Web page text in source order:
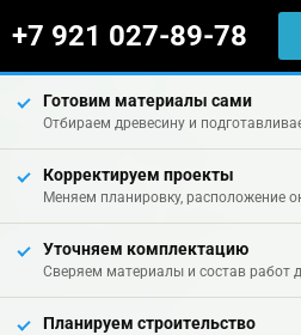
+7 921 027-89-78
Готовим материалы сами
Отбираем древесину и
Корректируем проекты
Меняем планировку, расположение
Уточняем комплектацию
Сверяем материалы и состав работ
Планируем строительство